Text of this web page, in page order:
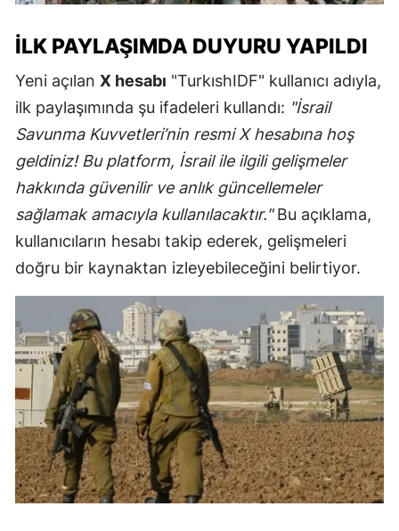
İLK PAYLAŞIMDA DUYURU YAPILDI
Yeni açılan X hesabı "TurkıshIDF" kullanıcı adıyla,
ilk paylaşımında şu ifadeleri kullandı: "İsrail
Savunma Kuvvetleri’nin resmi X hesabına hoş
geldiniz! Bu platform, İsrail ile ilgili gelişmeler
hakkında güvenilir ve anlık güncellemeler
sağlamak amacıyla kullanılacaktır."Bu açıklama,
kullanıcıların hesabı takip ederek, gelişmeleri
doğru bir kaynaktan izleyebileceğini belirtiyor.